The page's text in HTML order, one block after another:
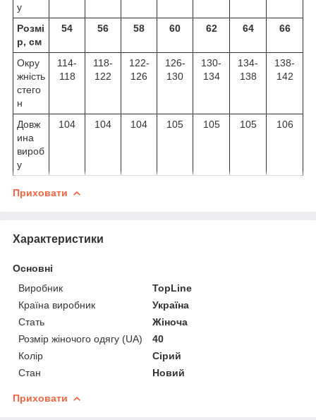
у
Розмі
р, см
54 56 58 60 62 64 66
Окру
жність
стего
н
114-
118
118-
122
122-
126
126-
130
130-
134
134-
138
138-
142
Довж
ина
вироб
у
104 104 104 105 105 105 106
Приховати
Характеристики
Основні
Виробник
TopLine
Країна виробник
Україна
Стать
Жіноча
Розмір жіночого одягу (UA)
40
Колір
Сірий
Стан
Новий
Приховати